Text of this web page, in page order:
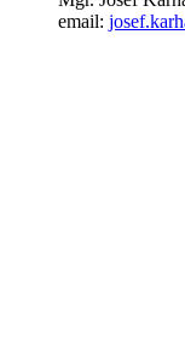
email: